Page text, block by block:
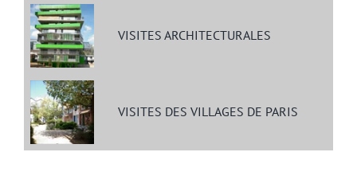
VISITES ARCHITECTURALES
VISITES DES VILLAGES DE PARIS